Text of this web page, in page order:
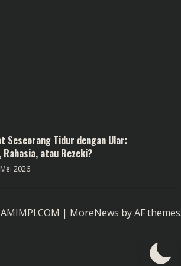
Seseorang Tidur dengan Ular:
atau Rezeki?
2026
| MoreNews by AF